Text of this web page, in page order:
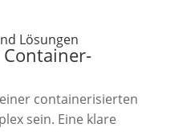
Lösungen
containerisierten
sein. Eine klare